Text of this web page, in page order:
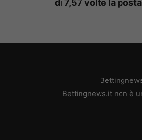
di 7,57 volte la
Bettingnews.it non è